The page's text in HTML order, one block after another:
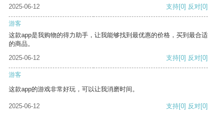
2025-06-12 支持[0] 反对[0]
游客
这款app是我购物的得力助手，让我能够找到最优惠的价格，买到最合适
的商品。
2025-06-12
支持[0] 反对[0]
游客
这款app的游戏非常好玩，可以让我消磨时间。
2025-06-12 支持[0] 反对[0]